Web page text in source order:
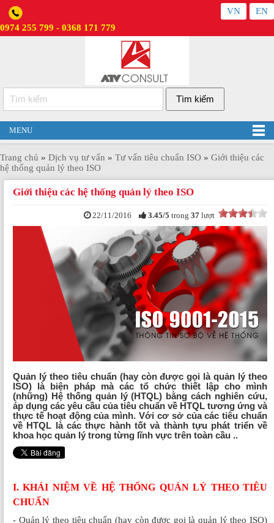
0974 255 799 - 0368 171 779
VN EN
MENU
Trang chủ » Dịch vụ tư vấn » Tư vấn tiêu chuẩn ISO » Giới thiệu các
hệ thống quản lý theo ISO
Giới thiệu các hệ thống quản lý theo ISO
22/11/2016 3.45/5 trong 37 lượt
Quản lý theo tiêu chuẩn (hay còn được gọi là quản lý theo
ISO) là biện pháp mà các tổ chức thiết lập cho mình
(những) Hệ thống quản lý (HTQL) bằng cách nghiên cứu,
áp dụng các yêu cầu của tiêu chuẩn về HTQL tương ứng và
thực tế hoạt động của mình. Với cơ sở của các tiêu chuẩn
về HTQL là các thực hành tốt và thành tựu phát triển về
khoa học quản lý trong từng lĩnh vực trên toàn cầu ..
I. KHÁI NIỆM VỀ HỆ THỐNG QUẢN LÝ THEO TIÊU
CHUẨN
- Quản lý theo tiêu chuẩn (hay còn được gọi là quản lý theo ISO)